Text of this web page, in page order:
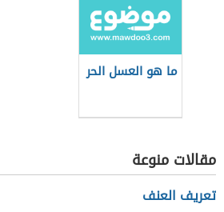
ما هو العسل الحر
مقالات منوعة
تعريف العنف